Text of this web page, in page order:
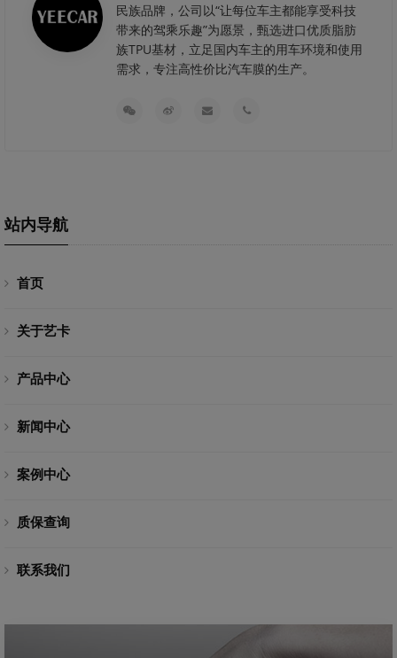
民族品牌，公司以“让每位车主都能享受科技
带来的驾乘乐趣”为愿景，甄选进口优质脂肪
族TPU基材，立足国内车主的用车环境和使用
需求，专注高性价比汽车膜的生产。
站内导航
首页
关于艺卡
产品中心
新闻中心
案例中心
质保查询
联系我们